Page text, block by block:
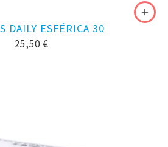
DAILY ESFÉRICA 30
25,50 €